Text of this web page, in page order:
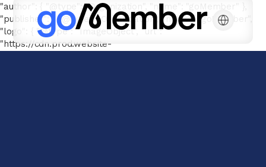
"author": { "@type": "Organization", "name": "goMember" },
"publisher": { "@type": "Organization", "name": "goMember",
"logo": { "@type": "ImageObject", "url":
"https://cdn.prod.website-